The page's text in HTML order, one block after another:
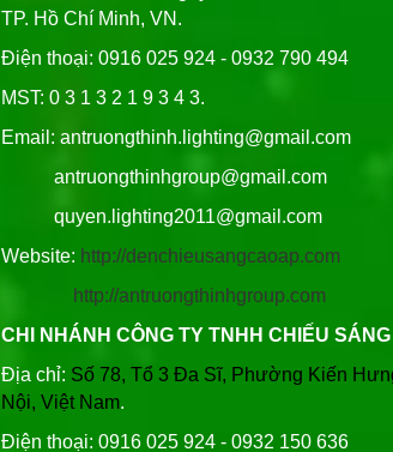
TP. Hồ Chí Minh, VN.
Điện thoại: 0916 025 924 - 0932 790 494
MST: 0 3 1 3 2 1 9 3 4 3.
Email: antruongthinh.lighting@gmail.com
antruongthinhgroup@gmail.com
quyen.lighting2011@gmail.com
Website: http://denchieusangcaoap.com
http://antruongthinhgroup.com
CHI NHÁNH CÔNG TY TNHH CHIẾU
Địa chỉ: Số 78, Tổ 3 Đa Sĩ, Phường Kiến
Nội, Việt Nam.
Điện thoại: 0916 025 924 - 0932 150 636